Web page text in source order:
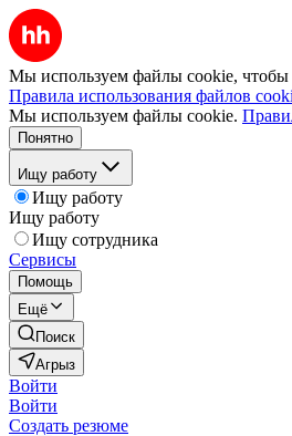
Мы используем файлы cookie, чтобы
Правила использования файлов
Мы используем файлы cookie.
Понятно
Ищу работу
Ищу работу
Ищу работу
Ищу сотрудника
Сервисы
Помощь
Ещё
Поиск
Агрыз
Войти
Войти
Создать резюме